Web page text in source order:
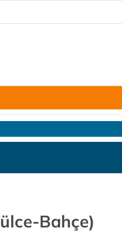
Bahçe)